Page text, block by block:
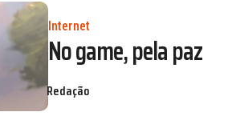
Internet
No game, pela paz
Redação